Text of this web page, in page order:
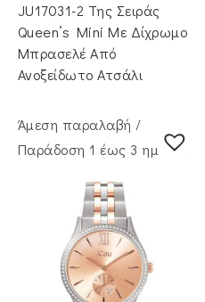
JU17031-2 Της Σειράς
Queen’s Mini Με Δίχρωμο
Μπρασελέ Από
Ανοξείδωτο Ατσάλι
Άμεση παραλαβή /
Παράδoση 1 έως 3 ημέρες